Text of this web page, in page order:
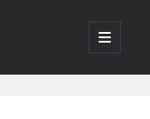
отрыть